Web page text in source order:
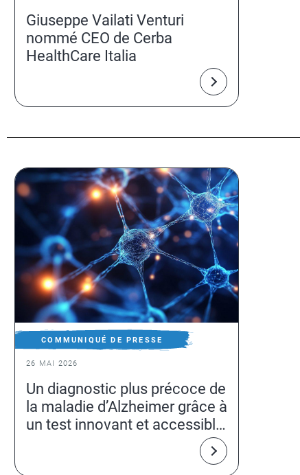
Giuseppe Vailati Venturi
nommé CEO de Cerba
HealthCare Italia
COMMUNIQUÉ DE PRESSE
26 MAI 2026
Un diagnostic plus précoce de
la maladie d’Alzheimer grâce à
un test innovant et accessible
par une simple prise de sang